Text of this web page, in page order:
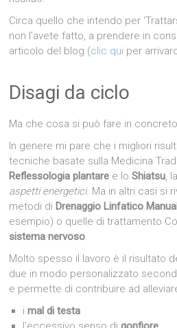
Circa quello che intendo per
non l’avete fatto, a prendere in
articolo del blog (clic qui per
Disagi da ciclo
Ma che cosa si può fare in
In genere mi pare che i migliori
tecniche basate sulla Medicina
Reflessologia plantare e loShiatsu,
aspetti energetici. Ma in altri casi si
metodi di Drenaggio Linfatico
esempio) o quelle di trattamento
sistema nervoso.
Molto spesso il lavoro è il risultato
due in modo personalizzato
e permette di contribuire ad
imal di testa